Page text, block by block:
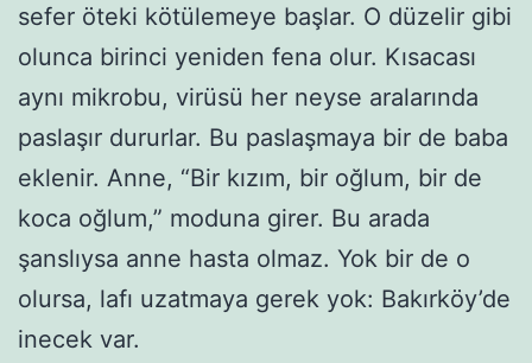
sefer öteki kötülemeye başlar. O düzelir gibi
olunca birinci yeniden fena olur. Kısacası
aynı mikrobu, virüsü her neyse aralarında
paslaşır dururlar. Bu paslaşmaya bir de baba
eklenir. Anne, “Bir kızım, bir oğlum, bir de
koca oğlum,” moduna girer. Bu arada
şanslıysa anne hasta olmaz. Yok bir de o
olursa, lafı uzatmaya gerek yok: Bakırköy’de
inecek var.